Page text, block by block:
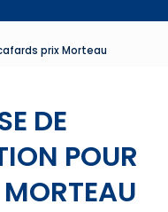
prix Morteau
DE
POUR